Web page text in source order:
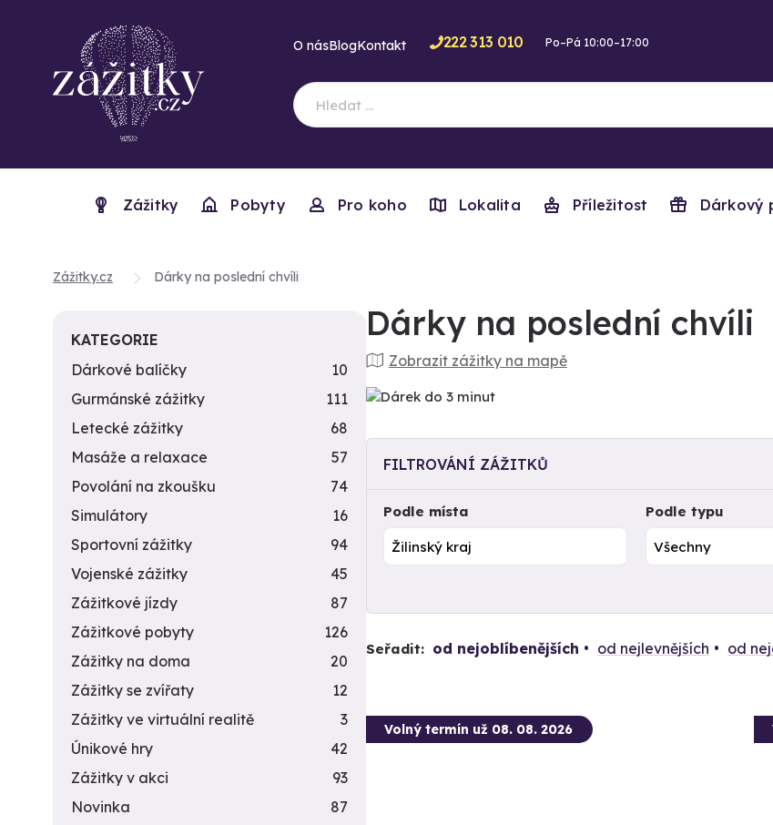
O násBlogKontakt 222 313 010 Po–Pá 10:00–17:00
Zážitky Pobyty Pro koho Lokalita Příležitost Dárkový
Zážitky.cz Dárky na poslední chvíli
Dárky na poslední chvíli
Zobrazit zážitky na mapě
FILTROVÁNÍ ZÁŽITKŮ
Podle místa Podle typu
Seřadit: od nejoblíbenějších od nejlevnějších od
Volný termín už 08. 08. 2026
KATEGORIE
Dárkové balíčky
10
Gurmánské zážitky
111
Letecké zážitky
68
Masáže a relaxace
57
Povolání na zkoušku
74
Simulátory
16
Sportovní zážitky
94
Vojenské zážitky
45
Zážitkové jízdy
87
Zážitkové pobyty
126
Zážitky na doma
20
Zážitky se zvířaty
12
Zážitky ve virtuální realitě
3
Únikové hry
42
Zážitky v akci
93
Novinka
87